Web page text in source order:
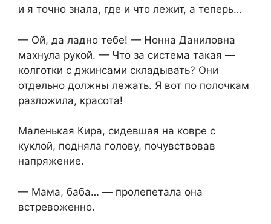
и я точно знала, где и что лежит, а теперь…
— Ой, да ладно тебе! — Нонна Даниловна
махнула рукой. — Что за система такая —
колготки с джинсами складывать? Они
отдельно должны лежать. Я вот по полочкам
разложила, красота!
Маленькая Кира, сидевшая на ковре с
куклой, подняла голову, почувствовав
напряжение.
— Мама, баба… — пролепетала она
встревоженно.